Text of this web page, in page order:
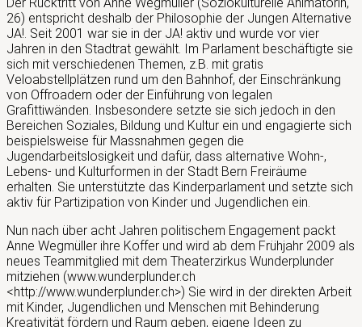
26) entspricht deshalb der Philosophie der Jungen Alternative
JA!. Seit 2001 war sie in der JA! aktiv und wurde vor vier
Jahren in den Stadtrat gewählt. Im Parlament beschäftigte sie
sich mit verschiedenen Themen, z.B. mit gratis
Veloabstellplätzen rund um den Bahnhof, der Einschränkung
von Offroadern oder der Einführung von legalen
Grafittiwänden. Insbesondere setzte sie sich jedoch in den
Bereichen Soziales, Bildung und Kultur ein und engagierte sich
beispielsweise für Massnahmen gegen die
Jugendarbeitslosigkeit und dafür, dass alternative Wohn-,
Lebens- und Kulturformen in der Stadt Bern Freiräume
erhalten. Sie unterstützte das Kinderparlament und setzte sich
aktiv für Partizipation von Kinder und Jugendlichen ein.
Nun nach über acht Jahren politischem Engagement packt
Anne Wegmüller ihre Koffer und wird ab dem Frühjahr 2009 als
neues Teammitglied mit dem Theaterzirkus Wunderplunder
mitziehen (www.wunderplunder.ch
<http://www.wunderplunder.ch>) Sie wird in der direkten Arbeit
mit Kinder, Jugendlichen und Menschen mit Behinderung
Kreativität fördern und Raum geben, eigene Ideen zu